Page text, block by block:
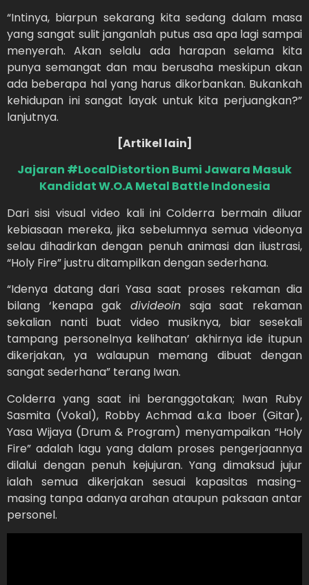
“Intinya, biarpun sekarang kita sedang dalam masa
yang sangat sulit janganlah putus asa apa lagi sampai
menyerah. Akan selalu ada harapan selama kita
punya semangat dan mau berusaha meskipun akan
ada beberapa hal yang harus dikorbankan. Bukankah
kehidupan ini sangat layak untuk kita perjuangkan?”
lanjutnya.
[Artikel lain]
Jajaran #LocalDistortion Bumi Jawara Masuk
Kandidat W.O.A Metal Battle Indonesia
Dari sisi visual video kali ini Colderra bermain diluar
kebiasaan mereka, jika sebelumnya semua videonya
selau dihadirkan dengan penuh animasi dan ilustrasi,
“Holy Fire” justru ditampilkan dengan sederhana.
“Idenya datang dari Yasa saat proses rekaman dia
bilang ‘kenapa gak divideoin saja saat rekaman
sekalian nanti buat video musiknya, biar sesekali
tampang personelnya kelihatan’ akhirnya ide itupun
dikerjakan, ya walaupun memang dibuat dengan
sangat sederhana” terang Iwan.
Colderra yang saat ini beranggotakan; Iwan Ruby
Sasmita (Vokal), Robby Achmad a.k.a Iboer (Gitar),
Yasa Wijaya (Drum & Program) menyampaikan “Holy
Fire” adalah lagu yang dalam proses pengerjaannya
dilalui dengan penuh kejujuran. Yang dimaksud jujur
ialah semua dikerjakan sesuai kapasitas masing-
masing tanpa adanya arahan ataupun paksaan antar
personel.